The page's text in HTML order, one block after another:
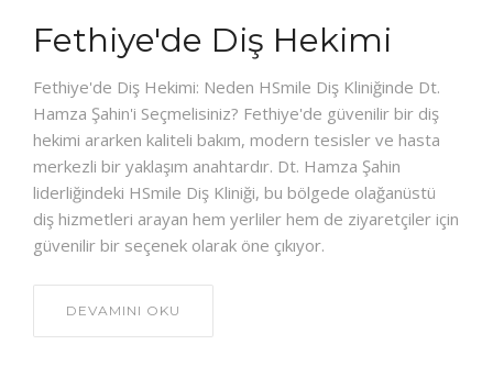
Fethiye'de Diş Hekimi
Fethiye'de Diş Hekimi: Neden HSmile Diş Kliniğinde Dt.
Hamza Şahin'i Seçmelisiniz? Fethiye'de güvenilir bir diş
hekimi ararken kaliteli bakım, modern tesisler ve hasta
merkezli bir yaklaşım anahtardır. Dt. Hamza Şahin
liderliğindeki HSmile Diş Kliniği, bu bölgede olağanüstü
diş hizmetleri arayan hem yerliler hem de ziyaretçiler için
güvenilir bir seçenek olarak öne çıkıyor.
DEVAMINI OKU